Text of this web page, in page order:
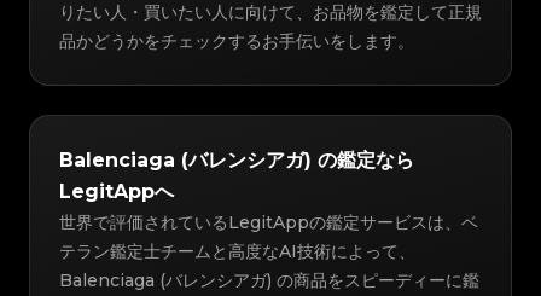
りたい人・買いたい人に向けて、お品物を鑑定して正規
品かどうかをチェックするお手伝いをします。
Balenciaga (バレンシアガ) の鑑定なら
LegitAppへ
世界で評価されているLegitAppの鑑定サービスは、ベ
テラン鑑定士チームと高度なAI技術によって、
Balenciaga (バレンシアガ) の商品をスピーディーに鑑